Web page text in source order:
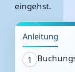
eingehst.
Anleitung
1